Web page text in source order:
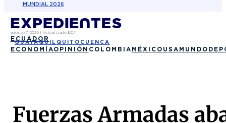
MUNDIAL 2026
agosto 7, 2026| Actualizado ECT
ECUADOR
GUAYAQUIL QUITO CUENCA
ECONOMÍAOPINIÓN COLOMBIA MÉXICO USA MUNDO
Fuerzas Armadas